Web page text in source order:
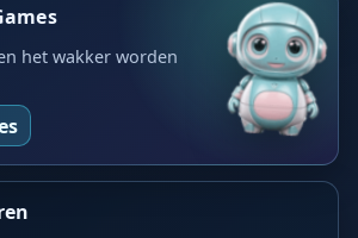
het wakker worden